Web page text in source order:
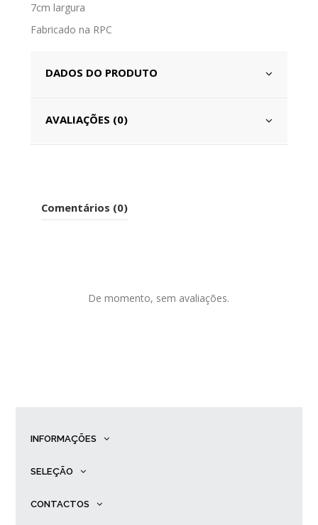
7cm largura
Fabricado na RPC
DADOS DO PRODUTO
AVALIAÇÕES (0)
Comentários (0)
De momento, sem avaliações.
INFORMAÇÕES
SELEÇÃO
CONTACTOS